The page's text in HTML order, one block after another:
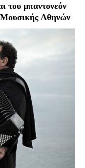
του μπαντονεόν
Αθηνών